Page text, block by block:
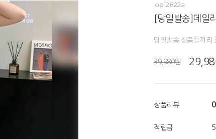
op12822a
[당일발송]데일
당일발송 상품들끼리
39,980원
상품리뷰 0
적립금